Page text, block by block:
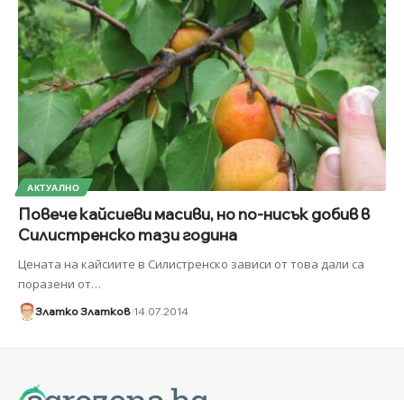
АКТУАЛНО
Повече кайсиеви масиви, но по-нисък добив в
Силистренско тази година
Цената на кайсиите в Силистренско зависи от това дали са
поразени от…
Златко Златков 14.07.2014